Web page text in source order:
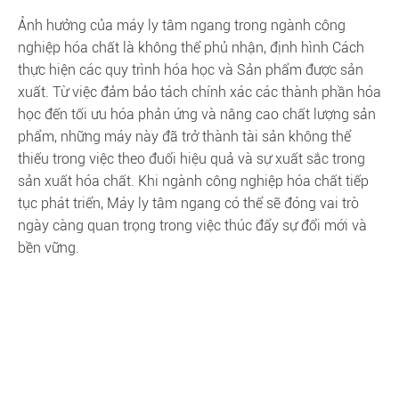
Ảnh hưởng của máy ly tâm ngang trong ngành công
nghiệp hóa chất là không thể phủ nhận, định hình Cách
thực hiện các quy trình hóa học và Sản phẩm được sản
xuất. Từ việc đảm bảo tách chính xác các thành phần hóa
học đến tối ưu hóa phản ứng và nâng cao chất lượng sản
phẩm, những máy này đã trở thành tài sản không thể
thiếu trong việc theo đuổi hiệu quả và sự xuất sắc trong
sản xuất hóa chất. Khi ngành công nghiệp hóa chất tiếp
tục phát triển, Máy ly tâm ngang có thể sẽ đóng vai trò
ngày càng quan trọng trong việc thúc đẩy sự đổi mới và
bền vững.